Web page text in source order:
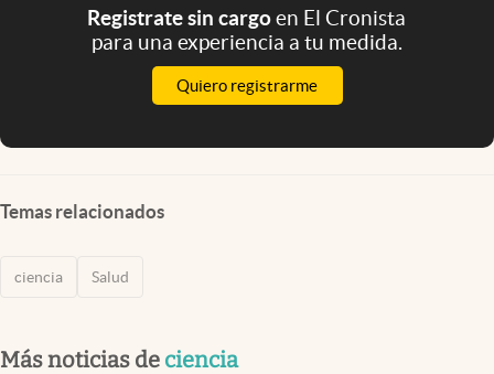
Registrate sin cargoen El Cronista
para una experiencia a tu medida.
Quiero registrarme
Temas relacionados
ciencia Salud
Más noticias de ciencia